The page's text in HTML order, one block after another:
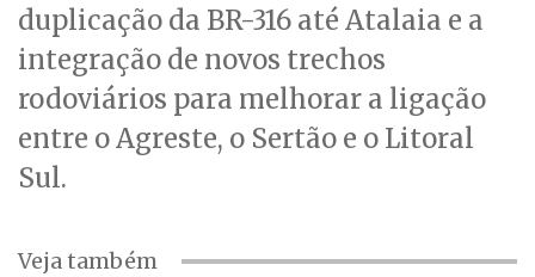
duplicação da BR-316 até Atalaia e a
integração de novos trechos
rodoviários para melhorar a ligação
entre o Agreste, o Sertão e o Litoral
Sul.
Veja também